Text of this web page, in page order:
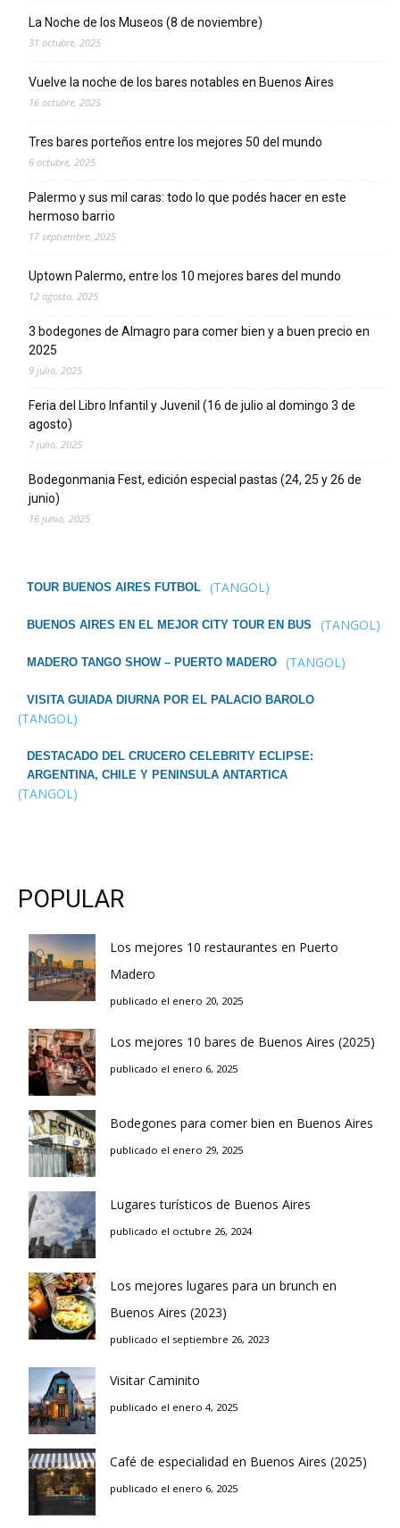
La Noche de los Museos (8 de noviembre)
31 octubre, 2025
Vuelve la noche de los bares notables en Buenos Aires
16 octubre, 2025
Tres bares porteños entre los mejores 50 del mundo
6 octubre, 2025
Palermo y sus mil caras: todo lo que podés hacer en este
hermoso barrio
17 septiembre, 2025
Uptown Palermo, entre los 10 mejores bares del mundo
12 agosto, 2025
3 bodegones de Almagro para comer bien y a buen precio en
2025
9 julio, 2025
Feria del Libro Infantil y Juvenil (16 de julio al domingo 3 de
agosto)
7 julio, 2025
Bodegonmania Fest, edición especial pastas (24, 25 y 26 de
junio)
16 junio, 2025
TOUR BUENOS AIRES FUTBOL (TANGOL)
BUENOS AIRES EN EL MEJOR CITY TOUR EN BUS (TANGOL)
MADERO TANGO SHOW – PUERTO MADERO (TANGOL)
VISITA GUIADA DIURNA POR EL PALACIO BAROLO
(TANGOL)
DESTACADO DEL CRUCERO CELEBRITY ECLIPSE:
ARGENTINA, CHILE Y PENINSULA ANTARTICA
(TANGOL)
POPULAR
Los mejores 10 restaurantes en Puerto
Madero
publicado el enero 20, 2025
Los mejores 10 bares de Buenos Aires (2025)
publicado el enero 6, 2025
Bodegones para comer bien en Buenos Aires
publicado el enero 29, 2025
Lugares turísticos de Buenos Aires
publicado el octubre 26, 2024
Los mejores lugares para un brunch en
Buenos Aires (2023)
publicado el septiembre 26, 2023
Visitar Caminito
publicado el enero 4, 2025
Café de especialidad en Buenos Aires (2025)
publicado el enero 6, 2025